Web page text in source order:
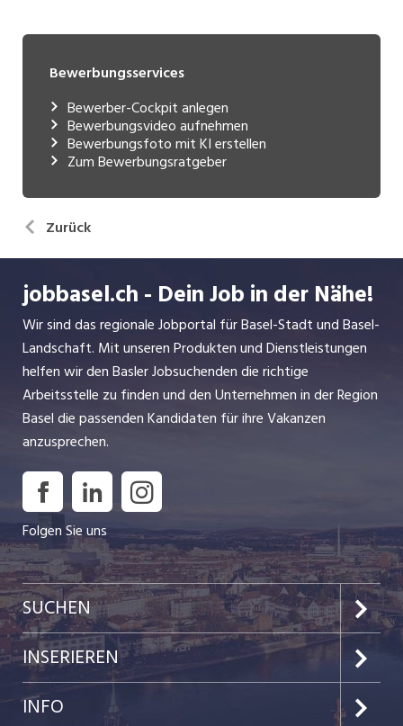
Bewerbungsservices
Bewerber-Cockpit anlegen
Bewerbungsvideo aufnehmen
Bewerbungsfoto mit KI erstellen
Zum Bewerbungsratgeber
Zurück
jobbasel.ch - Dein Job in der Nähe!
Wir sind das regionale Jobportal für Basel-Stadt und Basel-
Landschaft. Mit unseren Produkten und Dienstleistungen
helfen wir den Basler Jobsuchenden die richtige
Arbeitsstelle zu finden und den Unternehmen in der Region
Basel die passenden Kandidaten für ihre Vakanzen
anzusprechen.
Folgen Sie uns
SUCHEN
Jobs im Kanton Basel-Stadt
Jobs im Kanton Baselland
INSERIEREN
Preise & Leistungen
INFO